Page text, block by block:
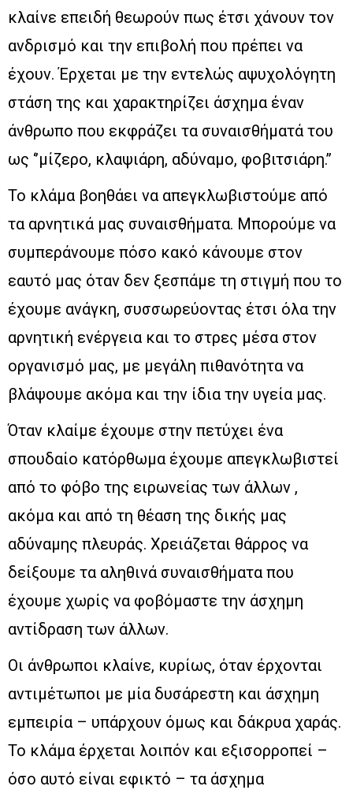
κλαίνε επειδή θεωρούν πως έτσι χάνουν τον
ανδρισμό και την επιβολή που πρέπει να
έχουν. Έρχεται με την εντελώς αψυχολόγητη
στάση της και χαρακτηρίζει άσχημα έναν
άνθρωπο που εκφράζει τα συναισθήματά του
ως ‘’μίζερο, κλαψιάρη, αδύναμο, φοβιτσιάρη.’’
Το κλάμα βοηθάει να απεγκλωβιστούμε από
τα αρνητικά μας συναισθήματα. Μπορούμε να
συμπεράνουμε πόσο κακό κάνουμε στον
εαυτό μας όταν δεν ξεσπάμε τη στιγμή που το
έχουμε ανάγκη, συσσωρεύοντας έτσι όλα την
αρνητική ενέργεια και το στρες μέσα στον
οργανισμό μας, με μεγάλη πιθανότητα να
βλάψουμε ακόμα και την ίδια την υγεία μας.
Όταν κλαίμε έχουμε στην πετύχει ένα
σπουδαίο κατόρθωμα έχουμε απεγκλωβιστεί
από το φόβο της ειρωνείας των άλλων ,
ακόμα και από τη θέαση της δικής μας
αδύναμης πλευράς. Χρειάζεται θάρρος να
δείξουμε τα αληθινά συναισθήματα που
έχουμε χωρίς να φοβόμαστε την άσχημη
αντίδραση των άλλων.
Οι άνθρωποι κλαίνε, κυρίως, όταν έρχονται
αντιμέτωποι με μία δυσάρεστη και άσχημη
εμπειρία – υπάρχουν όμως και δάκρυα χαράς.
Το κλάμα έρχεται λοιπόν και εξισορροπεί –
όσο αυτό είναι εφικτό – τα άσχημα